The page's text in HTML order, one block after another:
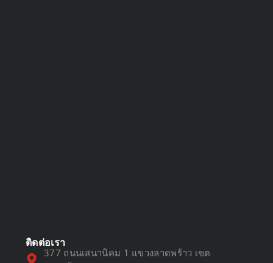
ติดต่อเรา
377 ถนนเสนานิคม 1 แขวงลาดพร้าว เขต